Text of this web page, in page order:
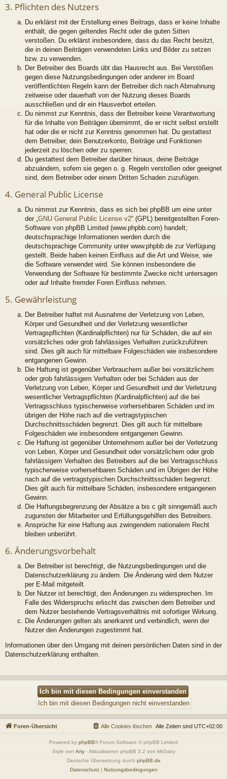
3. Pflichten des Nutzers
Du erklärst mit der Erstellung eines Beitrags, dass er keine Inhalte
enthält, die gegen geltendes Recht oder die guten Sitten
verstoßen. Du erklärst insbesondere, dass du das Recht besitzt,
die in deinen Beiträgen verwendeten Links und Bilder zu setzen
bzw. zu verwenden.
Der Betreiber des Boards übt das Hausrecht aus. Bei Verstößen
gegen diese Nutzungsbedingungen oder anderer im Board
veröffentlichten Regeln kann der Betreiber dich nach Abmahnung
zeitweise oder dauerhaft von der Nutzung dieses Boards
ausschließen und dir ein Hausverbot erteilen.
Du nimmst zur Kenntnis, dass der Betreiber keine Verantwortung
für die Inhalte von Beiträgen übernimmt, die er nicht selbst erstellt
hat oder die er nicht zur Kenntnis genommen hat. Du gestattest
dem Betreiber, dein Benutzerkonto, Beiträge und Funktionen
jederzeit zu löschen oder zu sperren.
Du gestattest dem Betreiber darüber hinaus, deine Beiträge
abzuändern, sofern sie gegen o. g. Regeln verstoßen oder geeignet
sind, dem Betreiber oder einem Dritten Schaden zuzufügen.
4. General Public License
Du nimmst zur Kenntnis, dass es sich bei phpBB um eine unter
der „GNU General Public License v2“ (GPL) bereitgestellten Foren-
Software von phpBB Limited (www.phpbb.com) handelt;
deutschsprachige Informationen werden durch die
deutschsprachige Community unter www.phpbb.de zur Verfügung
gestellt. Beide haben keinen Einfluss auf die Art und Weise, wie
die Software verwendet wird. Sie können insbesondere die
Verwendung der Software für bestimmte Zwecke nicht untersagen
oder auf Inhalte fremder Foren Einfluss nehmen.
5. Gewährleistung
Der Betreiber haftet mit Ausnahme der Verletzung von Leben,
Körper und Gesundheit und der Verletzung wesentlicher
Vertragspflichten (Kardinalpflichten) nur für Schäden, die auf ein
vorsätzliches oder grob fahrlässiges Verhalten zurückzuführen
sind. Dies gilt auch für mittelbare Folgeschäden wie insbesondere
entgangenen Gewinn.
Die Haftung ist gegenüber Verbrauchern außer bei vorsätzlichem
oder grob fahrlässigem Verhalten oder bei Schäden aus der
Verletzung von Leben, Körper und Gesundheit und der Verletzung
wesentlicher Vertragspflichten (Kardinalpflichten) auf die bei
Vertragsschluss typischerweise vorhersehbaren Schäden und im
übrigen der Höhe nach auf die vertragstypischen
Durchschnittsschäden begrenzt. Dies gilt auch für mittelbare
Folgeschäden wie insbesondere entgangenen Gewinn.
Die Haftung ist gegenüber Unternehmern außer bei der Verletzung
von Leben, Körper und Gesundheit oder vorsätzlichem oder grob
fahrlässigem Verhalten des Betreibers auf die bei Vertragsschluss
typischerweise vorhersehbaren Schäden und im Übrigen der Höhe
nach auf die vertragstypischen Durchschnittsschäden begrenzt.
Dies gilt auch für mittelbare Schäden, insbesondere entgangenen
Gewinn.
Die Haftungsbegrenzung der Absätze a bis c gilt sinngemäß auch
zugunsten der Mitarbeiter und Erfüllungsgehilfen des Betreibers.
Ansprüche für eine Haftung aus zwingendem nationalem Recht
bleiben unberührt.
6. Änderungsvorbehalt
Der Betreiber ist berechtigt, die Nutzungsbedingungen und die
Datenschutzerklärung zu ändern. Die Änderung wird dem Nutzer
per E-Mail mitgeteilt.
Der Nutzer ist berechtigt, den Änderungen zu widersprechen. Im
Falle des Widerspruchs erlischt das zwischen dem Betreiber und
dem Nutzer bestehende Vertragsverhältnis mit sofortiger Wirkung.
Die Änderungen gelten als anerkannt und verbindlich, wenn der
Nutzer den Änderungen zugestimmt hat.
Informationen über den Umgang mit deinen persönlichen Daten sind in der
Datenschutzerklärung enthalten.
Foren-Übersicht Alle Zeiten sind UTC+02:00
Alle Cookies löschen
Powered by phpBB® Forum Software © phpBB Limited
Style von Arty- Aktualisieren phpBB 3.2 von MrGaby
Deutsche Übersetzung durch phpBB.de
Datenschutz| Nutzungsbedingungen